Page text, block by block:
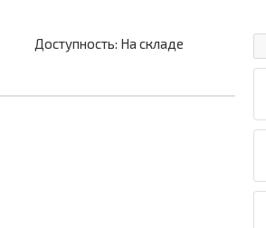
Доступность: На складе